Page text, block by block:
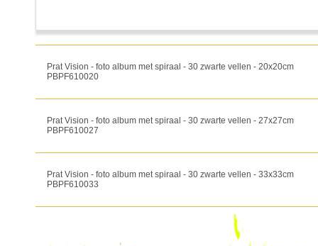
Prat Vision - foto album met spiraal - 30 zwarte vellen - 20x20cm
PBPF610020
Prat Vision - foto album met spiraal - 30 zwarte vellen - 27x27cm
PBPF610027
Prat Vision - foto album met spiraal - 30 zwarte vellen - 33x33cm
PBPF610033